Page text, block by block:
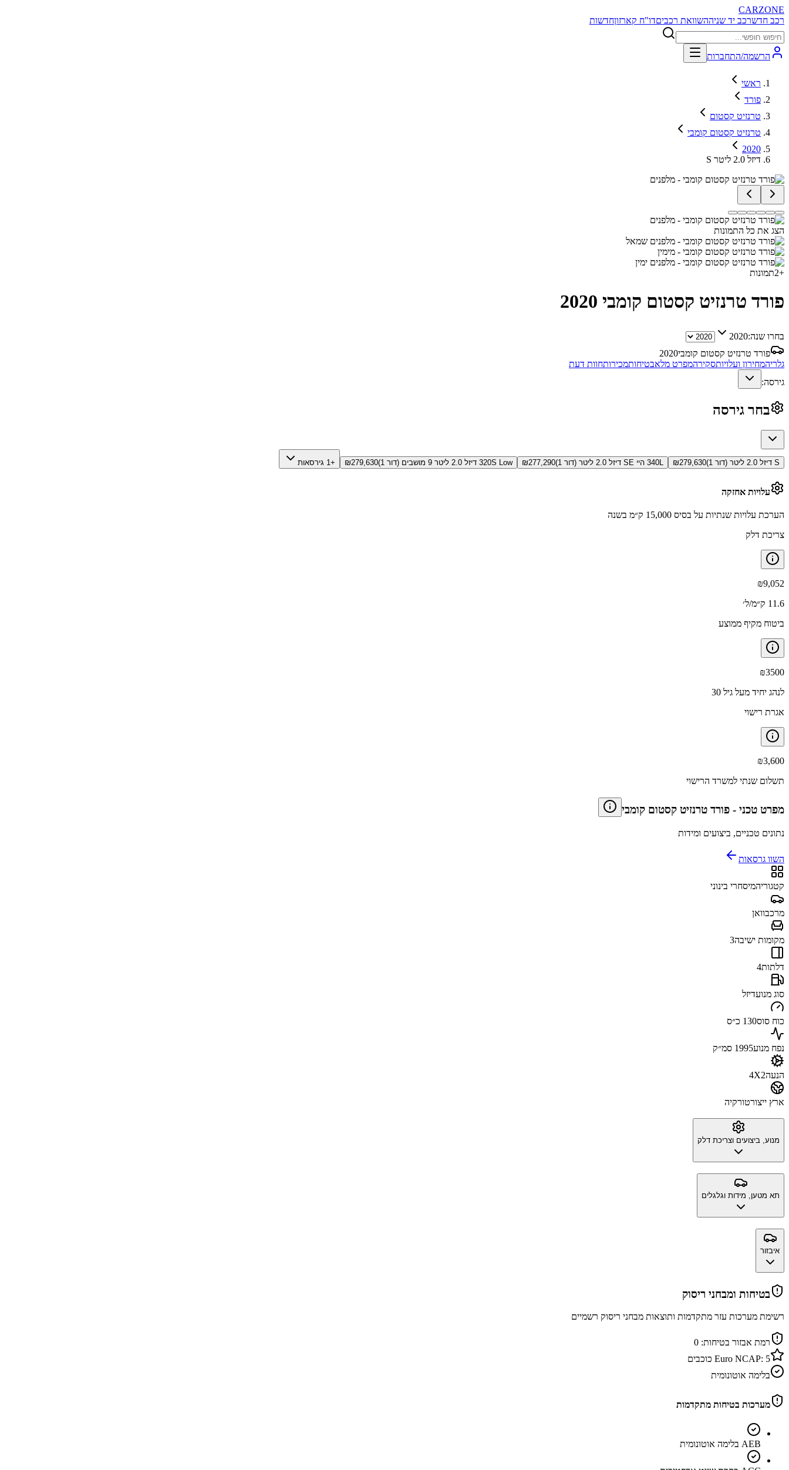
CARZONE
רכב חדשרכב יד שניההשוואת רכביםדו"ח קארזוןחדשות
הרשמה/התחברות
ראשי
פורד
טרנזיט קסטום
טרנזיט קסטום קומבי
2020
S דיזל 2.0 ליטר
הצג את כל התמונות
+
2תמונות
פורד טרנזיט קסטום קומבי 2020
בחרו שנה:2020
פורד טרנזיט קסטום קומבי2020
גלריהמחירון ועלויותסקירהמפרט מלאבטיחותמכירותחוות דעת
גירסה:
בחר גירסה
S דיזל 2.0 ליטר (דור 1) ₪279,630 340L היי SE דיזל 2.0 ליטר (דור 1) ₪277,290 320S Low דיזל 2.0 ליטר 9 מושבים (דור 1) ₪279,630 +1 גירסאות
עלויות אחזקה
הערכת עלויות שנתיות על בסיס 15,000 ק״מ בשנה
צריכת דלק
₪9,052
11.6 ק״מ/ל׳
ביטוח מקיף ממוצע
₪3500
לנהג יחיד מעל גיל 30
אגרת רישוי
₪3,600
תשלום שנתי למשרד הרישוי
מפרט טכני - פורד טרנזיט קסטום קומבי
נתונים טכניים, ביצועים ומידות
השוו גרסאות
קטגוריהמיסחרי בינוני
מרכבוואן
מקומות ישיבה3
דלתות4
סוג מנועדיזל
כוח סוס130 כ״ס
נפח מנוע1995 סמ״ק
הנעה4X2
ארץ ייצורטורקיה
מנוע, ביצועים וצריכת דלק
תא מטען, מידות וגלגלים
איבזור
בטיחות ומבחני ריסוק
רשימת מערכות עזר מתקדמות ותוצאות מבחני ריסוק רשמיים
רמת אבזור בטיחות: 0
Euro NCAP: 5
כוכבים
בלימה אוטונומית
מערכות בטיחות מתקדמות
AEB בלימה אוטונומית